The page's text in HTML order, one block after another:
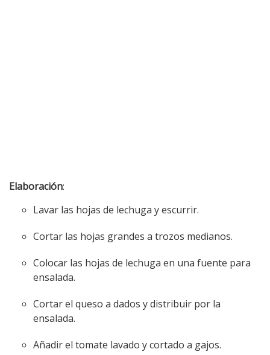
Elaboración:
Lavar las hojas de lechuga y escurrir.
Cortar las hojas grandes a trozos medianos.
Colocar las hojas de lechuga en una fuente para
ensalada.
Cortar el queso a dados y distribuir por la
ensalada.
Añadir el tomate lavado y cortado a gajos.